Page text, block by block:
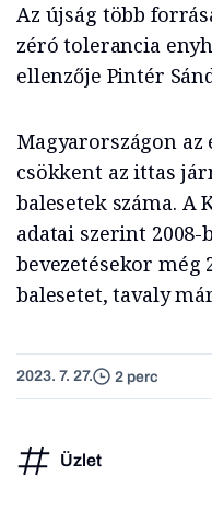
Az újság több
zéró tolerancia
ellenzője Pintér
Magyarországon
csökkent az ittas
balesetek száma. A
adatai szerint
bevezetésekor még
balesetet, tavaly már
2023. 7. 27. 2 perc
Üzlet